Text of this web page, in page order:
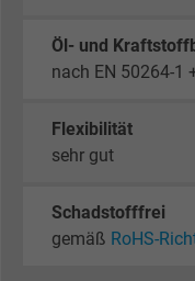
Öl- und
nach EN 50264-1
Flexibilität
sehr gut
Schadstofffrei
gemäß RoHS-